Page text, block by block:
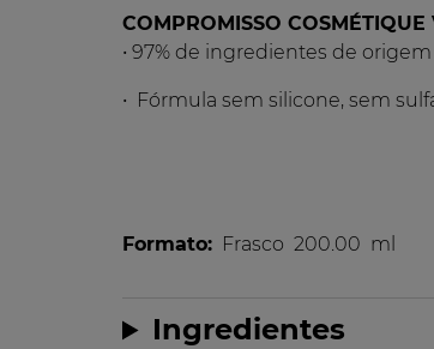
COMPROMISSO COSMÉTIQUE
• 97% de ingredientes de
• Fórmula sem silicone, sem
Formato: Frasco 200.00 ml
Ingredientes